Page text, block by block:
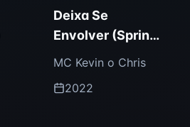
Deixa Se
Envolver (Spring
Love) [Remixes
MC Kevin o Chris
2022